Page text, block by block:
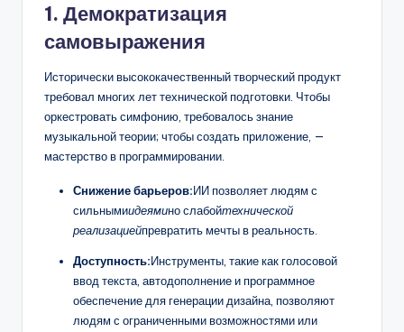
1. Демократизация
самовыражения
Исторически высококачественный творческий продукт
требовал многих лет технической подготовки. Чтобы
оркестровать симфонию, требовалось знание
музыкальной теории; чтобы создать приложение, —
мастерство в программировании.
Снижение барьеров:ИИ позволяет людям с
сильнымиидеямино слабойтехнической
реализациейпревратить мечты в реальность.
Доступность:Инструменты, такие как голосовой
ввод текста, автодополнение и программное
обеспечение для генерации дизайна, позволяют
людям с ограниченными возможностями или